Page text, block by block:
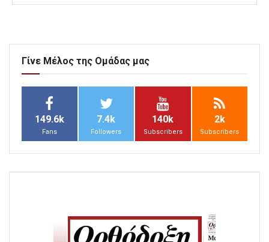
Γίνε Μέλος της Ομάδας μας
149.6k
Fans
7.4k
Followers
140k
Subscribers
2k
Subscribers